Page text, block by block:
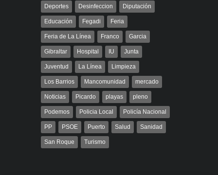
Deportes Desinfeccion Diputación
Educación Fegadi Feria
Feria de La Línea Franco Garcia
Gibraltar Hospital IU Junta
Juventud La Línea Limpieza
Los Barrios Mancomunidad mercado
Noticias Picardo playas pleno
Podemos Policia Local Policía Nacional
PP PSOE Puerto Salud Sanidad
San Roque Turismo